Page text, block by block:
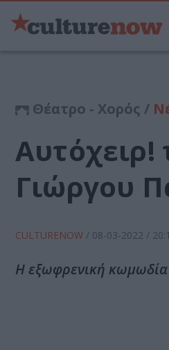
Θέατρο - Χορός /
Αυτόχειρ!
Γιώργου
CULTURENOW / 08-03-2022 /
Η εξωφρενική κωμωδία